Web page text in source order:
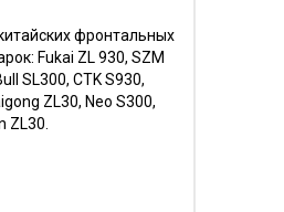
фронтальных
Fukai ZL 930, SZM
SL300, CTK S930,
ZL30, Neo S300,
ZL30.